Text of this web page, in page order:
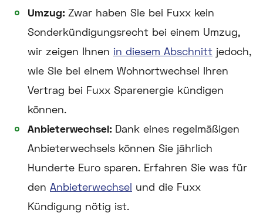
Umzug: Zwar haben Sie bei Fuxx kein
Sonderkündigungsrecht bei einem Umzug,
wir zeigen Ihnen in diesem Abschnitt jedoch,
wie Sie bei einem Wohnortwechsel Ihren
Vertrag bei Fuxx Sparenergie kündigen
können.
Anbieterwechsel: Dank eines regelmäßigen
Anbieterwechsels können Sie jährlich
Hunderte Euro sparen. Erfahren Sie was für
den Anbieterwechsel und die Fuxx
Kündigung nötig ist.